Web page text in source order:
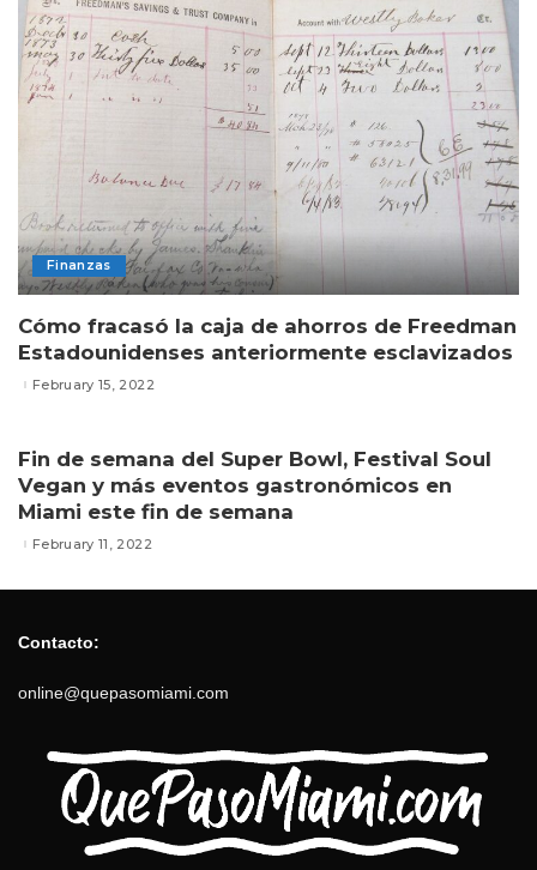
Finanzas
Cómo fracasó la caja de ahorros de Freedman
Estadounidenses anteriormente esclavizados
February 15, 2022
Fin de semana del Super Bowl, Festival Soul
Vegan y más eventos gastronómicos en
Miami este fin de semana
February 11, 2022
Contacto:
online@quepasomiami.com